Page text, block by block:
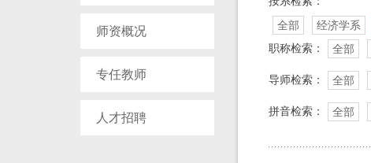
师资概况
专任教师
人才招聘
全部 经济学系
职称检索：
全部
导师检索： 全部
拼音检索： 全部